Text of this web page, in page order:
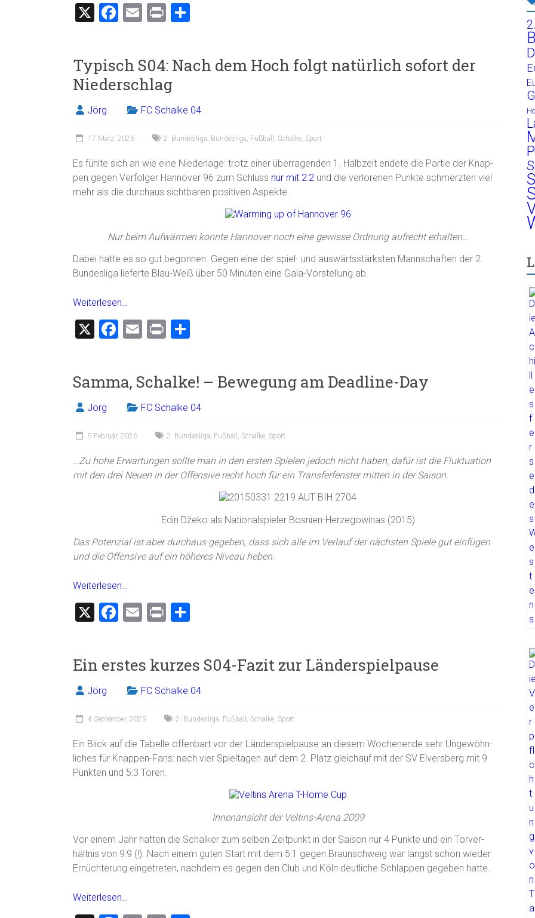
X
F
b
o
ok
E
l
Pr
n
Typisch S04: Nach dem Hoch folgt natürlich sofort der
Niederschlag
Jörg FC Schalke 04
17 März, 2026 2. Bundesliga Bundesliga Fußball Schalke Sport
Es fühlte sich an wie eine Niederlage: trotz einer überragenden 1. Halbzeit endete die Partie der Knap-
pen gegen Verfolger Hannover 96 zum Schluss nur mit 2:2 und die verlorenen Punkte schmerzten viel
mehr als die durchaus sichtbaren positiven Aspekte.
Nur beim Aufwärmen konnte Hannover noch eine gewisse Ordnung aufrecht erhalten…
Dabei hatte es so gut begonnen. Gegen eine der spiel- und auswärtsstärksten Mannschaften der 2.
Bundesliga lieferte Blau-Weiß über 50 Minuten eine Gala-Vorstellung ab.
Weiterlesen…
X
F
b
o
E
l
Pr
n
Samma, Schalke! – Bewegung am Deadline-Day
Jörg FC Schalke 04
5 Februar, 2026 2. Bundesliga Fußball Schalke Sport
…Zu hohe Erwartungen sollte man in den ersten Spielen jedoch nicht haben, dafür ist die Fluktuation
mit den drei Neuen in der Offensive recht hoch für ein Transferfenster mitten in der Saison.
Edin Džeko als Nationalspieler Bosnien-Herzegowinas (2015)
Das Potenzial ist aber durchaus gegeben, dass sich alle im Verlauf der nächsten Spiele gut einfügen
und die Offensive auf ein höheres Niveau heben.
Weiterlesen…
X
F
b
o
E
l
Pr
n
Ein erstes kurzes S04-Fazit zur Länderspielpause
Jörg FC Schalke 04
4 September, 2025 2. Bundesliga Fußball Schalke Sport
Ein Blick auf die Tabelle offenbart vor der Länderspielpause an diesem Wochenende sehr Ungewöhn-
liches für Knappen-Fans: nach vier Spieltagen auf dem 2. Platz gleichauf mit der SV Elversberg mit 9
Punkten und 5:3 Toren.
Innenansicht der Veltins-Arena 2009
Vor einem Jahr hatten die Schalker zum selben Zeitpunkt in der Saison nur 4 Punkte und ein Torver-
hältnis von 9:9 (!). Nach einem guten Start mit dem 5:1 gegen Braunschweig war längst schon wieder
Ernüchterung eingetreten, nachdem es gegen den Club und Köln deutliche Schlappen gegeben hatte.
Weiterlesen…